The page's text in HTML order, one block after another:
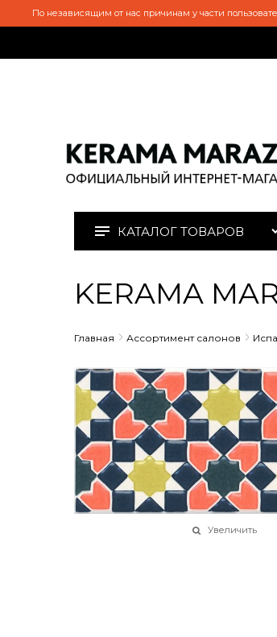
По независящим от нас причинам у части
КАТАЛОГ ТОВАРОВ
KERAMA
Главная Ассортимент салонов
Увеличить